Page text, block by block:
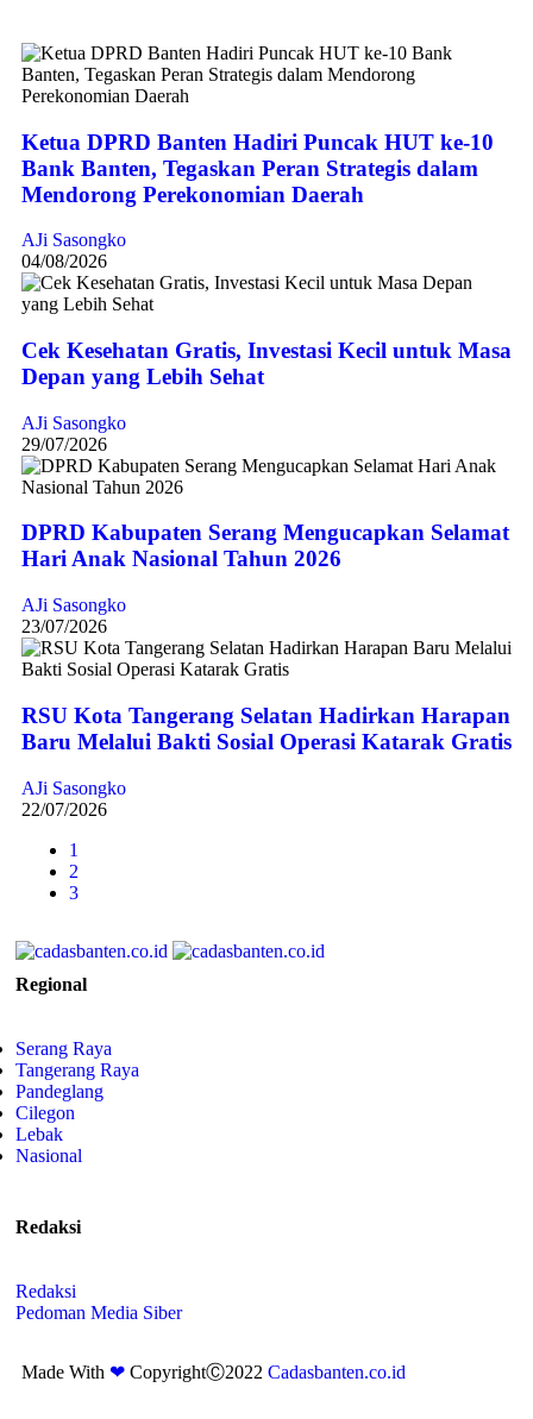
Ketua DPRD Banten Hadiri Puncak HUT ke-10
Bank Banten, Tegaskan Peran Strategis dalam
Mendorong Perekonomian Daerah
AJi Sasongko
04/08/2026
Cek Kesehatan Gratis, Investasi Kecil untuk Masa
Depan yang Lebih Sehat
AJi Sasongko
29/07/2026
DPRD Kabupaten Serang Mengucapkan Selamat
Hari Anak Nasional Tahun 2026
AJi Sasongko
23/07/2026
RSU Kota Tangerang Selatan Hadirkan Harapan
Baru Melalui Bakti Sosial Operasi Katarak Gratis
AJi Sasongko
22/07/2026
1
2
3
Regional
Serang Raya
Tangerang Raya
Pandeglang
Cilegon
Lebak
Nasional
Redaksi
Redaksi
Pedoman Media Siber
Made With ❤ CopyrightⒸ2022 Cadasbanten.co.id